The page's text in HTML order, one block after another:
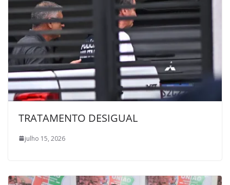
TRATAMENTO DESIGUAL
julho 15, 2026